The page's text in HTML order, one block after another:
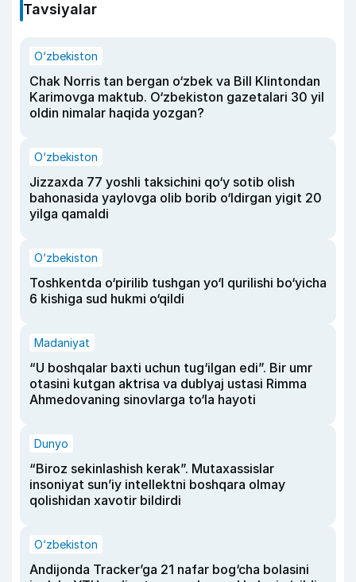
Tavsiyalar
O‘zbekiston
Chak Norris tan bergan o‘zbek va Bill Klintondan
Karimovga maktub. O‘zbekiston gazetalari 30 yil
oldin nimalar haqida yozgan?
O‘zbekiston
Jizzaxda 77 yoshli taksichini qo‘y sotib olish
bahonasida yaylovga olib borib o‘ldirgan yigit 20
yilga qamaldi
O‘zbekiston
Toshkentda o‘pirilib tushgan yo‘l qurilishi bo‘yicha
6 kishiga sud hukmi o‘qildi
Madaniyat
“U boshqalar baxti uchun tug‘ilgan edi”. Bir umr
otasini kutgan aktrisa va dublyaj ustasi Rimma
Ahmedovaning sinovlarga to‘la hayoti
Dunyo
“Biroz sekinlashish kerak”. Mutaxassislar
insoniyat sun’iy intellektni boshqara olmay
qolishidan xavotir bildirdi
O‘zbekiston
Andijonda Tracker’ga 21 nafar bog‘cha bolasini